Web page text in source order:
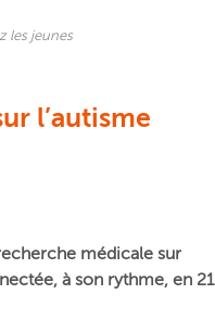
les jeunes
l’autisme
médicale sur
à son rythme, en 21